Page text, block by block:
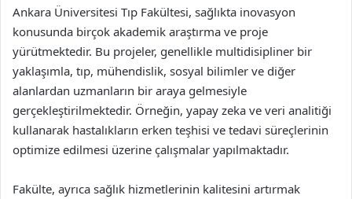
Ankara Üniversitesi Tıp Fakültesi, sağlıkta inovasyon
konusunda birçok akademik araştırma ve proje
yürütmektedir. Bu projeler, genellikle multidisipliner bir
yaklaşımla, tıp, mühendislik, sosyal bilimler ve diğer
alanlardan uzmanların bir araya gelmesiyle
gerçekleştirilmektedir. Örneğin, yapay zeka ve veri analitiği
kullanarak hastalıkların erken teşhisi ve tedavi süreçlerinin
optimize edilmesi üzerine çalışmalar yapılmaktadır.
Fakülte, ayrıca sağlık hizmetlerinin kalitesini artırmak